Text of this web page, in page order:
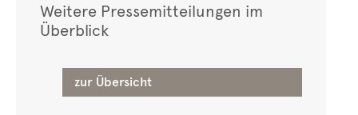
Weitere Pressemitteilungen im
Überblick
zur Übersicht